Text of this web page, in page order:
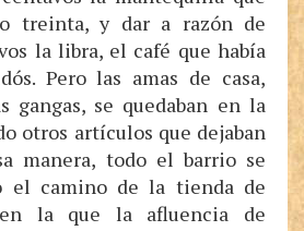
treinta, y dar a razón de
la libra, el café que había
Pero las amas de casa,
gangas, se quedaban en la
otros artículos que dejaban
manera, todo el barrio se
el camino de la tienda de
la que la afluencia de